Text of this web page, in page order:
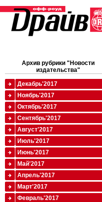
Архив рубрики "Новости
издательства"
Декабрь'2017
Ноябрь'2017
Октябрь'2017
Сентябрь'2017
Август'2017
Июль'2017
Июнь'2017
Май'2017
Апрель'2017
Март'2017
Февраль'2017